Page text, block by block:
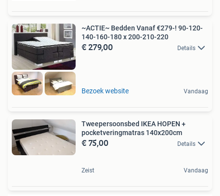
~ACTIE~ Bedden Vanaf €279-! 90-120-
140-160-180 x 200-210-220
€ 279,00 Details
Bezoek website Vandaag
Tweepersoonsbed IKEA HOPEN +
pocketveringmatras 140x200cm
€ 75,00 Details
Zeist Vandaag